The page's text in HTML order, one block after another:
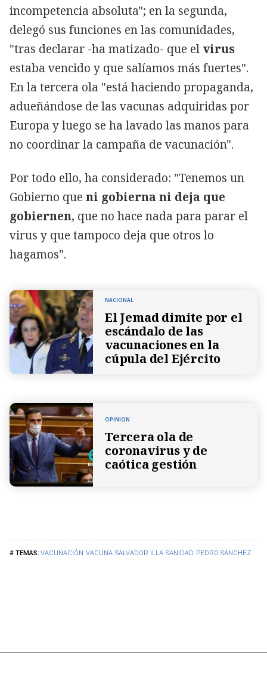
VACUNACIÓN VACUNA SALVADOR ILLA SANIDAD PEDRO SÁNCHEZ
incompetencia absoluta"; en la segunda,
delegó sus funciones en las comunidades,
"tras declarar -ha matizado- que el virus
estaba vencido y que salíamos más fuertes".
En la tercera ola "está haciendo propaganda,
adueñándose de las vacunas adquiridas por
Europa y luego se ha lavado las manos para
no coordinar la campaña de vacunación".
Por todo ello, ha considerado: "Tenemos un
Gobierno que ni gobierna ni deja que
gobiernen, que no hace nada para parar el
virus y que tampoco deja que otros lo
hagamos".
NACIONAL
El Jemad dimite por el
escándalo de las
vacunaciones en la
cúpula del Ejército
OPINION
Tercera ola de
coronavirus y de
caótica gestión